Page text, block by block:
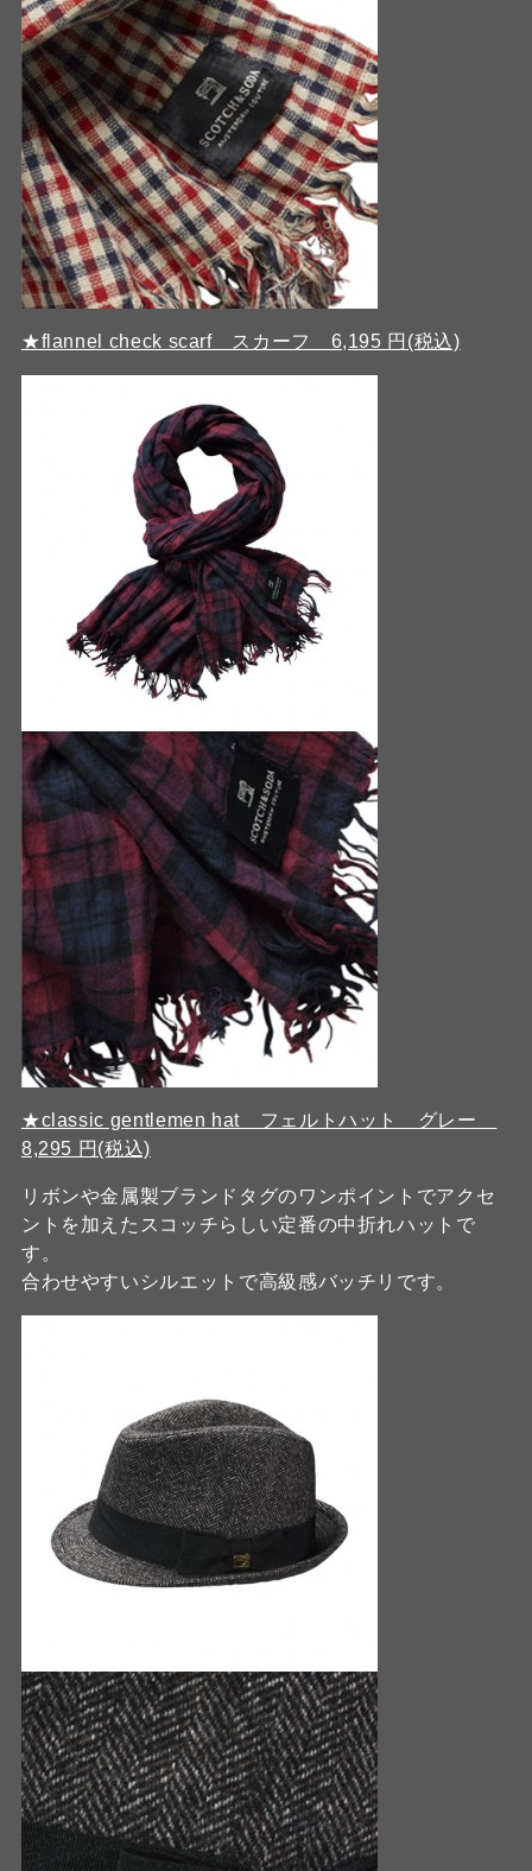
★flannel check scarf スカーフ 6,195 円(税込)
★classic gentlemen hat フェルトハット グレー
8,295 円(税込)
リボンや金属製ブランドタグのワンポイントでアクセ
ントを加えたスコッチらしい定番の中折れハットで
す。
合わせやすいシルエットで高級感バッチリです。